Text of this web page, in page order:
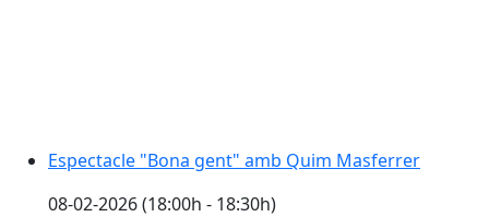
Espectacle "Bona gent" amb Quim Masferrer
08-02-2026 (18:00h - 18:30h)